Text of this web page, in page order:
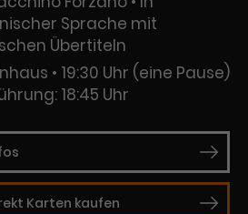
Sprache mit
Übertiteln
19:30 Uhr (eine Pause)
18:45 Uhr
Karten kaufen